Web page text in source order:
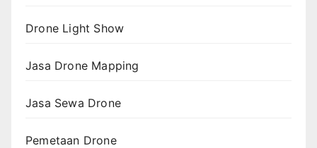
Drone Light Show
Jasa Drone Mapping
Jasa Sewa Drone
Pemetaan Drone